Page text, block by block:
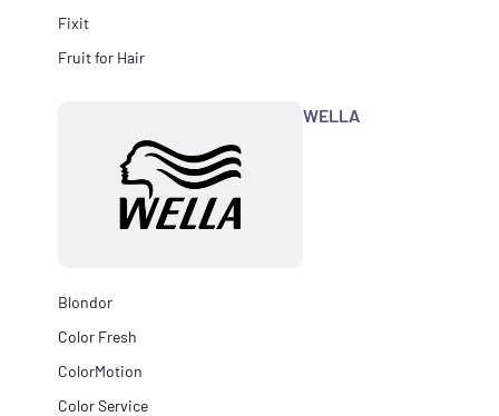
Fixit
Fruit for Hair
WELLA
Blondor
Color Fresh
ColorMotion
Color Service